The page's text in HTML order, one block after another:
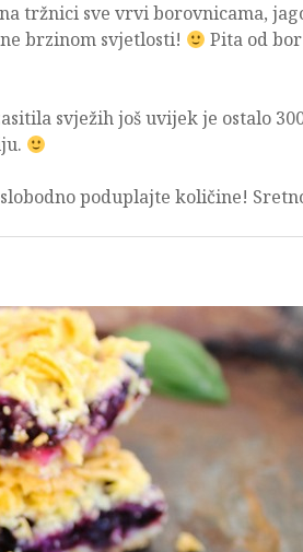
tržnici sve vrvi borovnicama,
brzinom svjetlosti!
Pita od
svježih još uvijek je ostalo
poduplajte količine!